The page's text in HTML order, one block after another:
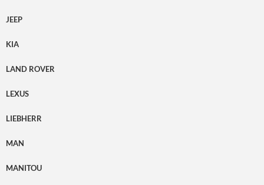
JEEP
KIA
LAND ROVER
LEXUS
LIEBHERR
MAN
MANITOU